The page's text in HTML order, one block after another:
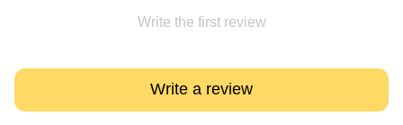
Write the first review
Write a review